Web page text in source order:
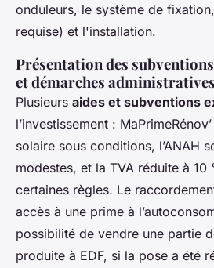
onduleurs, le système de
requise) et l'installation.
Présentation des
et démarches administratives
Plusieurs aides et subventions
l’investissement :
solaire sous conditions, l’ANAH
modestes, et la TVA réduite à 10
certaines règles. Le
accès à une prime à
possibilité de vendre une partie
produite à EDF, si la pose a été